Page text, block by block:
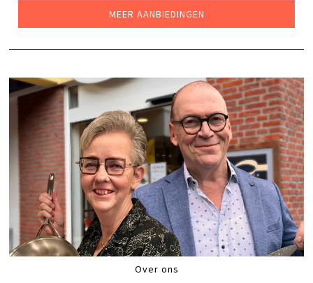
MEER AANBIEDINGEN
Over ons